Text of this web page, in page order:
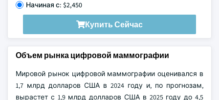
Начиная с: $2,450
Купить Сейчас
Объем рынка цифровой маммографии
Мировой рынок цифровой маммографии оценивался в
1,7 млрд долларов США в 2024 году и, по прогнозам,
вырастет с 1,9 млрд долларов США в 2025 году до 4,5